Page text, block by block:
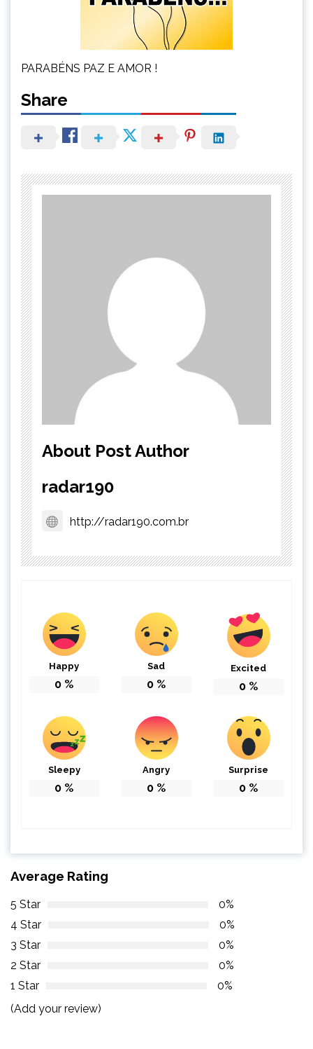
PARABÉNS PAZ E AMOR !
Share
About Post Author
radar190
http://radar190.com.br
Happy
0 %
Sad
0 %
Excited
0 %
Sleepy
0 %
Angry
0 %
Surprise
0 %
Average Rating
5 Star
0%
4 Star
0%
3 Star
0%
2 Star
0%
1 Star
0%
(Add your review)